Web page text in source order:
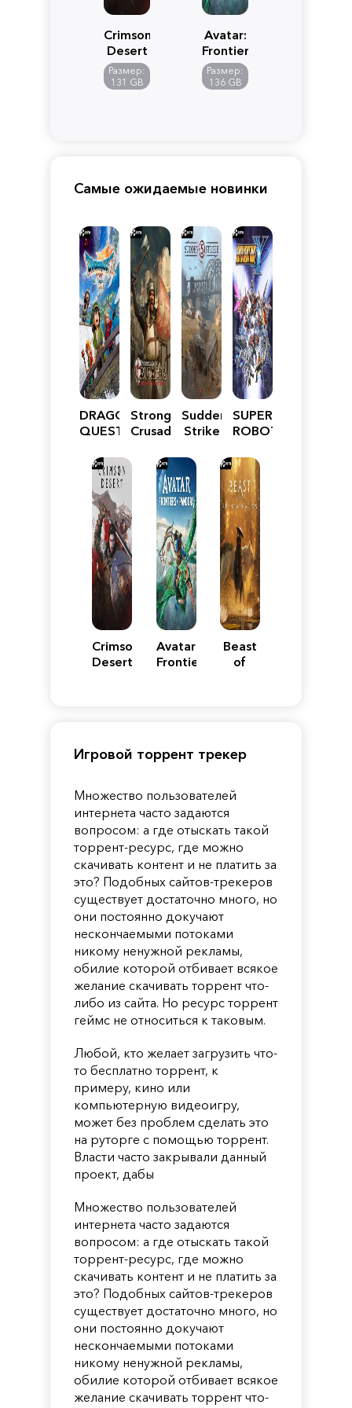
Crimson
Desert
Размер:
131 GB
Avatar:
Frontiers
of
Pandora
Размер:
136 GB
Самые ожидаемые новинки
DRAGON
QUEST
Reimagined
Stronghold
Crusader:
Edition
Sudden
Strike
SUPER
ROBOT
Y
Crimson
Desert
Avatar:
Frontiers
Beast
of
Игровой торрент трекер
Множество пользователей
интернета часто задаются
вопросом: а где отыскать такой
торрент-ресурс, где можно
скачивать контент и не платить за
это? Подобных сайтов-трекеров
существует достаточно много, но
они постоянно докучают
нескончаемыми потоками
никому ненужной рекламы,
обилие которой отбивает всякое
желание скачивать торрент что-
либо из сайта. Но ресурс торрент
геймс не относиться к таковым.
Любой, кто желает загрузить что-
то бесплатно торрент, к
примеру, кино или
компьютерную видеоигру,
может без проблем сделать это
на руторге с помощью торрент.
Власти часто закрывали данный
проект, дабы
Множество пользователей
интернета часто задаются
вопросом: а где отыскать такой
торрент-ресурс, где можно
скачивать контент и не платить за
это? Подобных сайтов-трекеров
существует достаточно много, но
они постоянно докучают
нескончаемыми потоками
никому ненужной рекламы,
обилие которой отбивает всякое
желание скачивать торрент что-